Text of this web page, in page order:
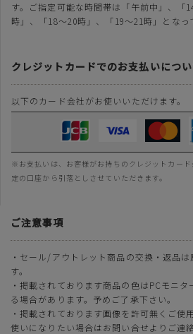
す。ご指定可能な時間帯は「午前中」、「
時」、「18～20時」、「19～21時」となっ
クレジットカードでのお支払いにつ
以下のカード会社がお使いいただけます。
※お支払いは、お客様がお持ちのクレジットカー
定の口座から引落としさせていただきます。
ご注意事項
・セール/アウトレット商品の交換・返品
す。
・掲載されております商品の色はPCモニ
る場合があります。予めご了承下さい。
・掲載されております画像を許可無くご使
使いになりたい場合はお問い合せよりご連